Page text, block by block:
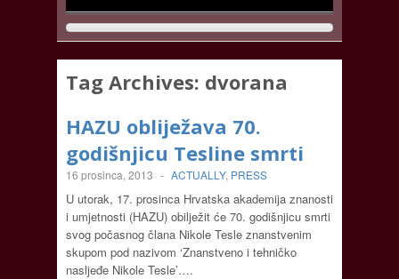
Tag Archives: dvorana
HAZU obliježava 70.
godišnjicu Tesline smrti
16 prosinca, 2013 - ACTUALLY, PRESS
U utorak, 17. prosinca Hrvatska akademija znanosti
i umjetnosti (HAZU) obilježit će 70. godišnjicu smrti
svog počasnog člana Nikole Tesle znanstvenim
skupom pod nazivom ‘Znanstveno i tehničko
nasljeđe Nikole Tesle’….